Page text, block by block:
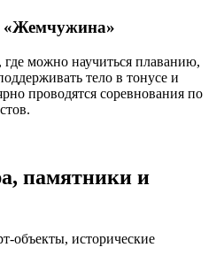
«Жемчужина»
где можно научиться плаванию,
тело в тонусе и
проводятся соревнования по
памятники и
объекты, исторические